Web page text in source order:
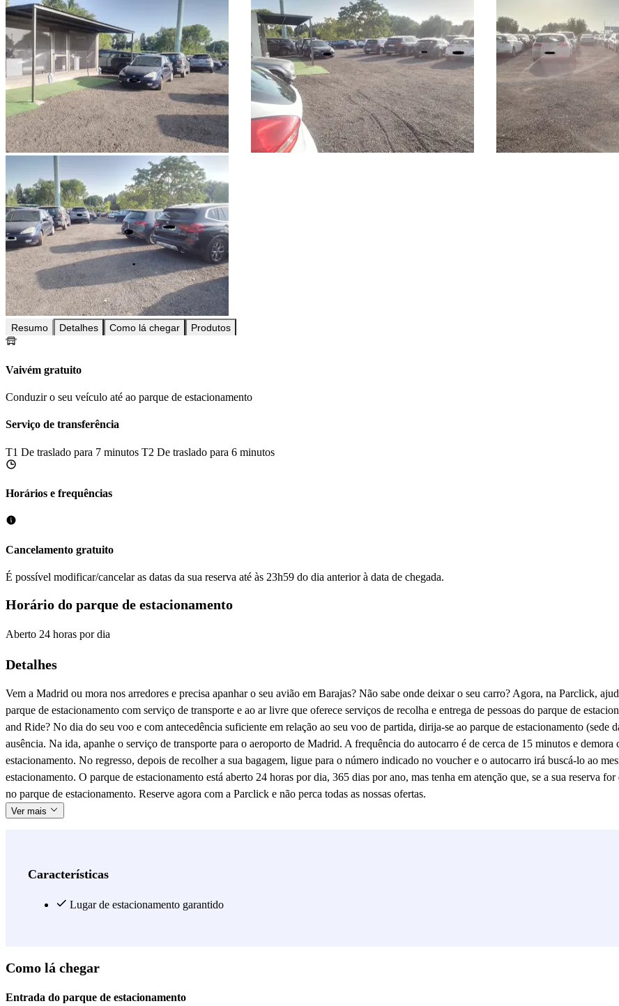
Resumo Detalhes Como lá chegar Produtos
Vaivém gratuito
Conduzir o seu veículo até ao parque de estacionamento
Serviço de transferência
T1 De traslado para 7 minutos T2 De traslado para 6 minutos
Horários e frequências
Cancelamento gratuito
É possível modificar/cancelar as datas da sua reserva até às 23h59 do dia anterior à data de chegada.
Horário do parque de estacionamento
Aberto 24 horas por dia
Detalhes
Vem a Madrid ou mora nos arredores e precisa apanhar o seu avião em Barajas? Não sabe onde deixar o seu carro? Agora, na Parclick,
parque de estacionamento com serviço de transporte e ao ar livre que oferece serviços de recolha e entrega de pessoas do parque de
and Ride? No dia do seu voo e com antecedência suficiente em relação ao seu voo de partida, dirija-se ao parque de estacionamento
ausência. Na ida, apanhe o serviço de transporte para o aeroporto de Madrid. A frequência do autocarro é de cerca de 15 minutos e
estacionamento. No regresso, depois de recolher a sua bagagem, ligue para o número indicado no voucher e o autocarro irá buscá-lo ao
estacionamento. O parque de estacionamento está aberto 24 horas por dia, 365 dias por ano, mas tenha em atenção que, se a sua reserva
no parque de estacionamento. Reserve agora com a Parclick e não perca todas as nossas ofertas.
Ver mais
Características
Lugar de estacionamento garantido
Como lá chegar
Entrada do parque de estacionamento